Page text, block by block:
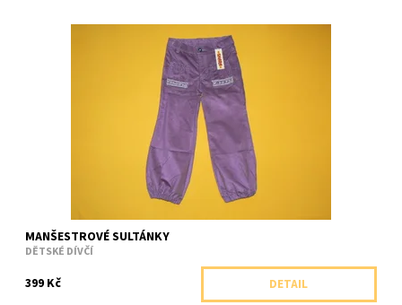
Dívčí kalhoty do pasu z jemného manšestru
Skladem 1 ks
Shara, ČR
MANŠESTROVÉ SULTÁNKY
DĚTSKÉ DÍVČÍ
399 Kč DETAIL